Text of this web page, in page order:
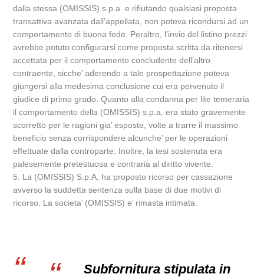
dalla stessa (OMISSIS) s.p.a. e rifiutando qualsiasi proposta
transattiva avanzata dall’appellata, non poteva ricondursi ad un
comportamento di buona fede. Peraltro, l’invio del listino prezzi
avrebbe potuto configurarsi come proposta scritta da ritenersi
accettata per il comportamento concludente dell’altro
contraente, sicche’ aderendo a tale prospettazione poteva
giungersi alla medesima conclusione cui era pervenuto il
giudice di primo grado. Quanto alla condanna per lite temeraria
il comportamento della (OMISSIS) s.p.a. era stato gravemente
scorretto per le ragioni gia’ esposte, volte a trarre il massimo
beneficio senza corrispondere alcunche’ per le operazioni
effettuate dalla controparte. Inoltre, la tesi sostenuta era
palesemente pretestuosa e contraria al diritto vivente.
5. La (OMISSIS) S.p.A. ha proposto ricorso per cassazione
avverso la suddetta sentenza sulla base di due motivi di
ricorso. La societa’ (OMISSIS) e’ rimasta intimata.
Subfornitura stipulata in